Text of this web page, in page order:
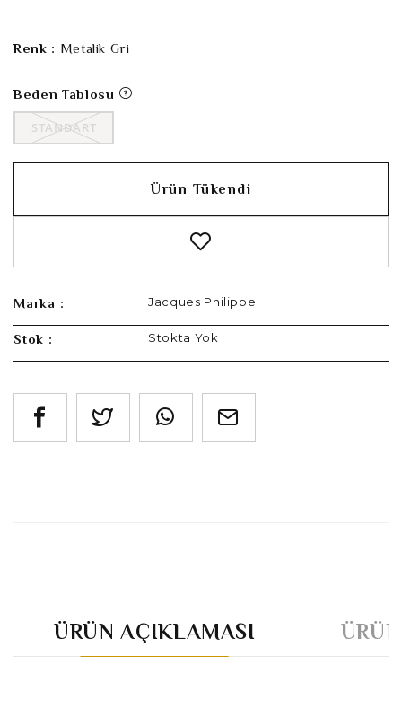
Renk : Metalik Gri
Beden Tablosu
STANDART
Ürün Tükendi
Marka : Jacques Philippe
Stok : Stokta Yok
ÜRÜN AÇIKLAMASI